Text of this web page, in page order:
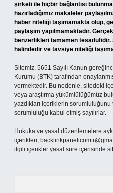
şirketi ile hiçbir bağlantısı
hazırladığımız makaleler
haber niteliği taşımamakta olup,
paylaşım yapılmamaktadır.
benzerlikleri tamamen
halindedir ve tavsiye niteliği
Sitemiz, 5651 Sayılı Kanun
Kurumu (BTK) tarafından
vermektedir. Bu nedenle, sitedeki
veya araştırma yükümlülüğümüz
yazdıkları içeriklerin
sorumluluğu kabul etmiş sayılırlar.
Hukuka ve yasal düzenlemelere
içerikleri,
ilgili içerikler yasal süre içerisinde